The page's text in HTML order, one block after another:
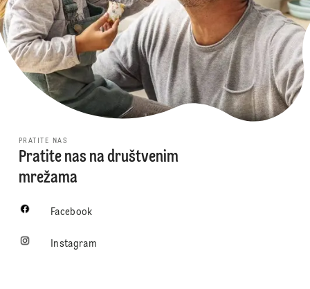
PRATITE NAS
Pratite nas na društvenim
mrežama
Facebook
Instagram